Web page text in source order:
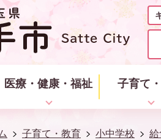
キ
ワ
ド
で
検
医療・健康・福祉 子育て
子育て・教育 小中学校 給